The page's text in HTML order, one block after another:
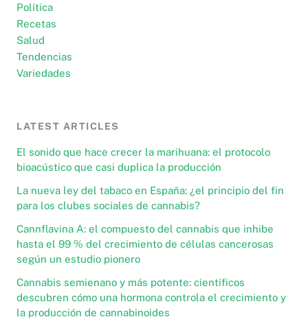
Política
Recetas
Salud
Tendencias
Variedades
LATEST ARTICLES
El sonido que hace crecer la marihuana: el protocolo
bioacústico que casi duplica la producción
La nueva ley del tabaco en España: ¿el principio del fin
para los clubes sociales de cannabis?
Cannflavina A: el compuesto del cannabis que inhibe
hasta el 99 % del crecimiento de células cancerosas
según un estudio pionero
Cannabis semienano y más potente: científicos
descubren cómo una hormona controla el crecimiento y
la producción de cannabinoides